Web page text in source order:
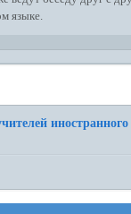
языке.
иностранного